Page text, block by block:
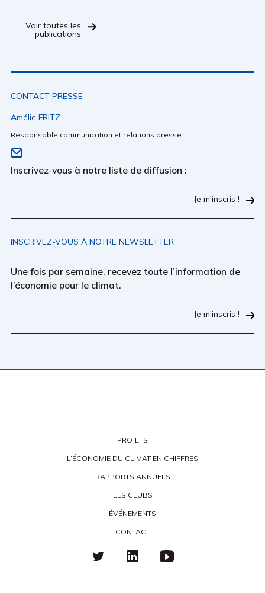
Voir toutes les
publications
CONTACT PRESSE
Amélie FRITZ
Responsable communication et relations presse
Inscrivez-vous à notre liste de diffusion :
Je m'inscris !
INSCRIVEZ-VOUS À NOTRE NEWSLETTER
Une fois par semaine, recevez toute l’information de
l’économie pour le climat.
Je m'inscris !
PROJETS
L’ÉCONOMIE DU CLIMAT EN CHIFFRES
RAPPORTS ANNUELS
LES CLUBS
ÉVÉNEMENTS
CONTACT